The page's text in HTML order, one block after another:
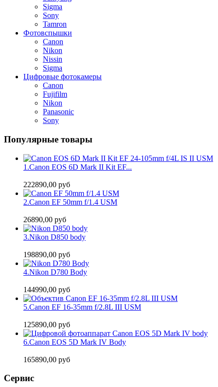
Sigma
Sony
Tamron
Фотовспышки
Canon
Nikon
Nissin
Sigma
Цифровые фотокамеры
Canon
Fujifilm
Nikon
Panasonic
Sony
Популярные товары
1.Canon EOS 6D Mark II Kit EF...
222890,00 руб
2.Canon EF 50mm f/1.4 USM
26890,00 руб
3.Nikon D850 body
198890,00 руб
4.Nikon D780 Body
144990,00 руб
5.Canon EF 16-35mm f/2.8L III USM
125890,00 руб
6.Canon EOS 5D Mark IV Body
165890,00 руб
Сервис